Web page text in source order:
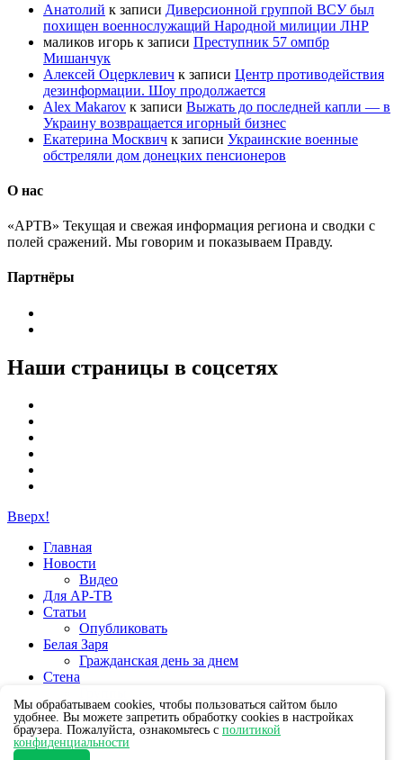
Анатолий к записи Диверсионной группой ВСУ был
похищен военнослужащий Народной милиции ЛНР
маликов игорь к записи Преступник 57 омпбр
Мишанчук
Алексей Оцерклевич к записи Центр противодействия
дезинформации. Шоу продолжается
Alex Makarov к записи Выжать до последней капли — в
Украину возвращается игорный бизнес
Екатерина Москвич к записи Украинские военные
обстреляли дом донецких пенсионеров
О нас
«АРТВ» Текущая и свежая информация региона и сводки с
полей сражений. Мы говорим и показываем Правду.
Партнёры
Наши страницы в соцсетях
Вверх!
Главная
Новости
Видео
Для АР-ТВ
Статьи
Опубликовать
Белая Заря
Гражданская день за днем
Стена
Мы обрабатываем cookies, чтобы пользоваться сайтом было
удобнее. Вы можете запретить обработку cookies в настройках
браузера. Пожалуйста, ознакомьтесь с политикой
конфиденциальности